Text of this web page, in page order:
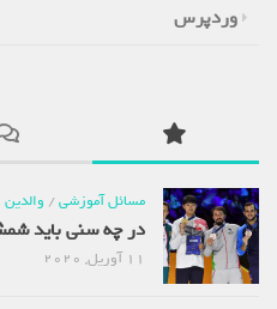
وردپرس
مسائل آموزشی/ والدین
در چه سنی باید
11 آوریل, 2020